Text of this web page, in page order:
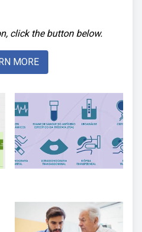
click the button below.
MORE